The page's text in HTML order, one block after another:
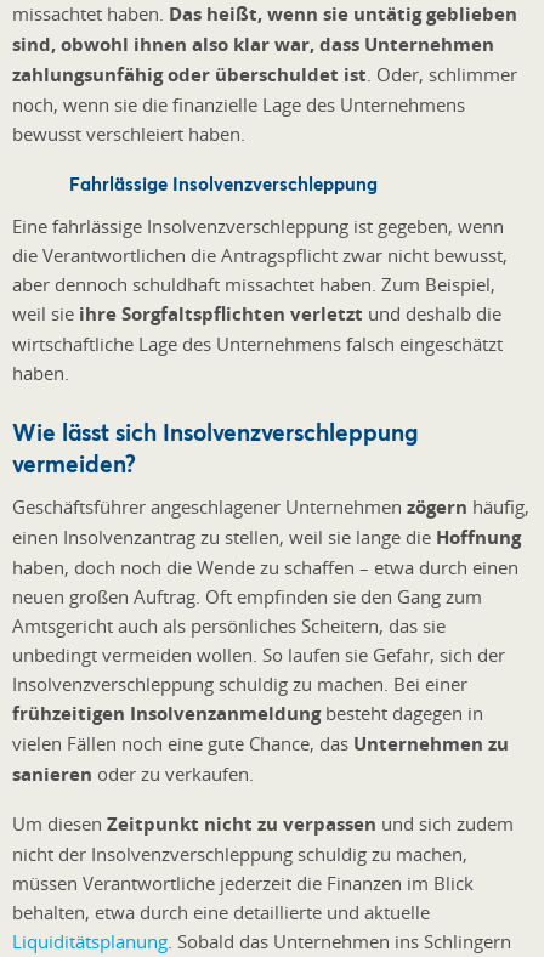
missachtet haben. Das heißt, wenn sie untätig geblieben
sind, obwohl ihnen also klar war, dass Unternehmen
zahlungsunfähig oder überschuldet ist . Oder, schlimmer
noch, wenn sie die finanzielle Lage des Unternehmens
bewusst verschleiert haben.
Fahrlässige Insolvenzverschleppung
Eine fahrlässige Insolvenzverschleppung ist gegeben, wenn
die Verantwortlichen die Antragspflicht zwar nicht bewusst,
aber dennoch schuldhaft missachtet haben. Zum Beispiel,
weil sie ihre Sorgfaltspflichten verletzt und deshalb die
wirtschaftliche Lage des Unternehmens falsch eingeschätzt
haben.
Wie lässt sich Insolvenzverschleppung
vermeiden?
Geschäftsführer angeschlagener Unternehmen zögern häufig,
einen Insolvenzantrag zu stellen, weil sie lange die Hoffnung
haben, doch noch die Wende zu schaffen – etwa durch einen
neuen großen Auftrag. Oft empfinden sie den Gang zum
Amtsgericht auch als persönliches Scheitern, das sie
unbedingt vermeiden wollen. So laufen sie Gefahr, sich der
Insolvenzverschleppung schuldig zu machen. Bei einer
frühzeitigen Insolvenzanmeldung besteht dagegen in
vielen Fällen noch eine gute Chance, das Unternehmen zu
sanieren oder zu verkaufen.
Um diesen Zeitpunkt nicht zu verpassen und sich zudem
nicht der Insolvenzverschleppung schuldig zu machen,
müssen Verantwortliche jederzeit die Finanzen im Blick
behalten, etwa durch eine detaillierte und aktuelle
Liquiditätsplanung. Sobald das Unternehmen ins Schlingern